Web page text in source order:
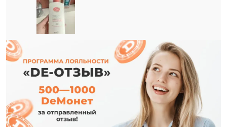
пыль, излишки себума и стойкую тушь. Кожа
вздыхает с облегчением, а я успеваю удивиться,
как быстро закончился мой вечерний «квест».
Но самое прекрасное — это уход. После неё нет
стянутости, нет сухости. Есть только нежность и
свежесть. Чувствую, как фитокомплекс из хмеля,
ромашки и гамамелиса успокаивает кожу после
долгого дня, а розмарин и олива будто наполняют
каждую клеточку жизненной силой. Даже нежная
кожа вокруг глаз благодарна за такое бережное
отношение — никакого покраснения, только
чистый, отдохнувший взгляд.